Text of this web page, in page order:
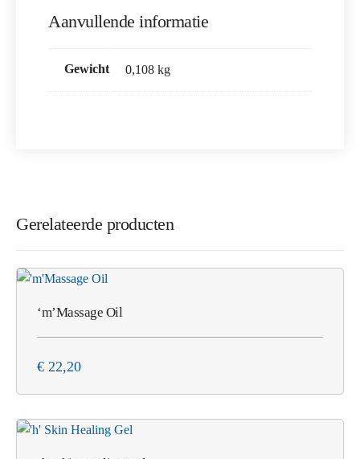
Aanvullende informatie
Gewicht 0,108 kg
Gerelateerde producten
‘m’Massage Oil
€ 22,20